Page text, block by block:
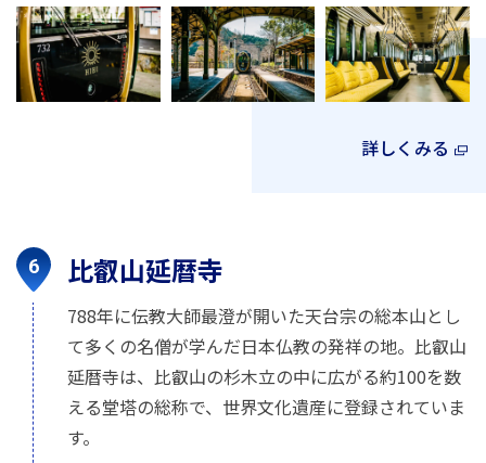
詳しくみる
比叡山延暦寺
788年に伝教大師最澄が開いた天台宗の総本山とし
て多くの名僧が学んだ日本仏教の発祥の地。比叡山
延暦寺は、比叡山の杉木立の中に広がる約100を数
える堂塔の総称で、世界文化遺産に登録されていま
す。